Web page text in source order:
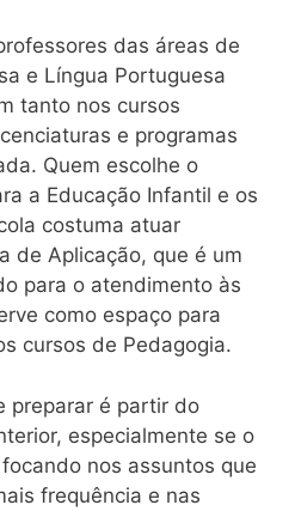
das áreas de
e Língua Portuguesa
tanto nos cursos
e programas
Quem escolhe o
a Educação Infantil e os
costuma atuar
de Aplicação, que é um
para o atendimento às
como espaço para
cursos de Pedagogia.
preparar é partir do
especialmente se o
nos assuntos que
frequência e nas